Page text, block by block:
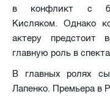
в конфликт с
Кисляком. Однако
актеру предстоит
главную роль в
В главных ролях
Лапенко. Премьера в